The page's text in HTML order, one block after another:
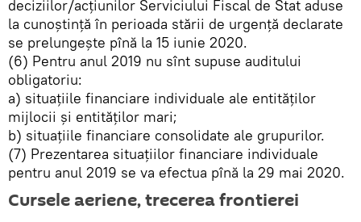
deciziilor/acțiunilor Serviciului Fiscal de Stat aduse
la cunoștință în perioada stării de urgență declarate
se prelungește pînă la 15 iunie 2020.
(6) Pentru anul 2019 nu sînt supuse auditului
obligatoriu:
a) situațiile financiare individuale ale entităților
mijlocii și entităților mari;
b) situațiile financiare consolidate ale grupurilor.
(7) Prezentarea situațiilor financiare individuale
pentru anul 2019 se va efectua pînă la 29 mai 2020.
Cursele aeriene, trecerea frontierei